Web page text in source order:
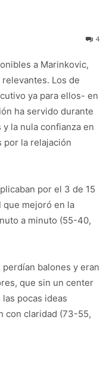
4
a Marinkovic,
Los de
ya para ellos- en
ha servido durante
la nula confianza en
por la relajación
por el 3 de 15
que mejoró en la
a minuto (55-40,
balones y eran
que sin un center
pocas ideas
con claridad (73-55,